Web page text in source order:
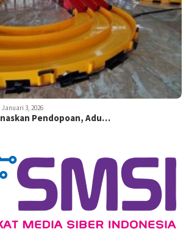
Januari 3, 2026
Pendopoan, Adu…